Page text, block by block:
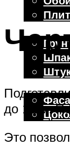
до 12 м.
Это